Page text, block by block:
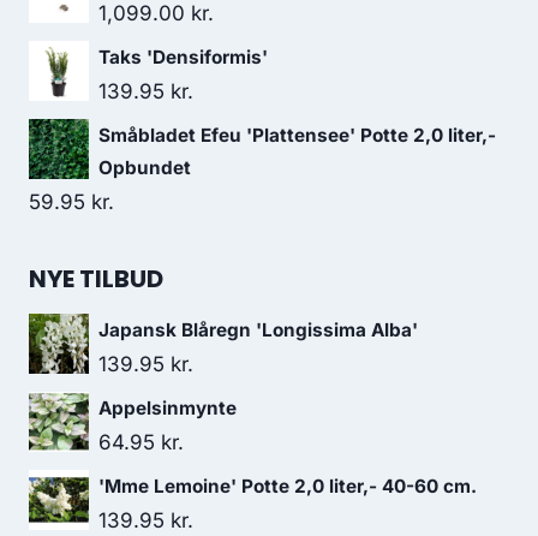
1,099.00 kr.
Taks 'Densiformis'
139.95 kr.
Småbladet Efeu 'Plattensee' Potte 2,0 liter,-
Opbundet
59.95 kr.
NYE TILBUD
Japansk Blåregn 'Longissima Alba'
139.95 kr.
Appelsinmynte
64.95 kr.
'Mme Lemoine' Potte 2,0 liter,- 40-60 cm.
139.95 kr.